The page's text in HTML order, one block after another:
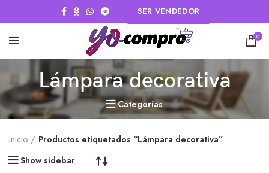
SER VENDEDOR
0
Lámpara decorativa
Categorías
Inicio
Productos etiquetados “Lámpara decorativa”
Show sidebar